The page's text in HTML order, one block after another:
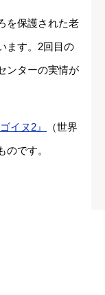
を保護された老
ます。2回目の
ンターの実情が
イヌ2』
（世界
です。